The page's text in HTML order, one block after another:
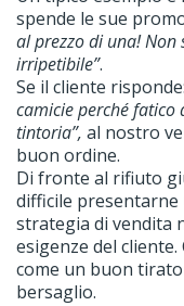
spende le sue
al prezzo di una! Non
irripetibile”.
Se il cliente risponde:
camicie perché
tintoria”, al nostro
buon ordine.
Di fronte al rifiuto
difficile presentarne
strategia di vendita
esigenze del
come un buon
bersaglio.